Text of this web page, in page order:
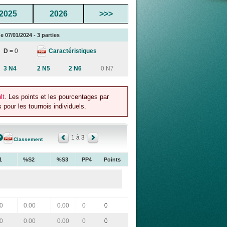
2026 >>>
07/01/2024 - 3 parties
D = 0 Caractéristiques
3 N4 2 N5 2 N6 0 N7
. Les points et les pourcentages par
les tournois individuels.
Classement 1 à 3
%S2 %S3 PP4 Points
0.00 0.00 0 0
0.00 0.00 0 0